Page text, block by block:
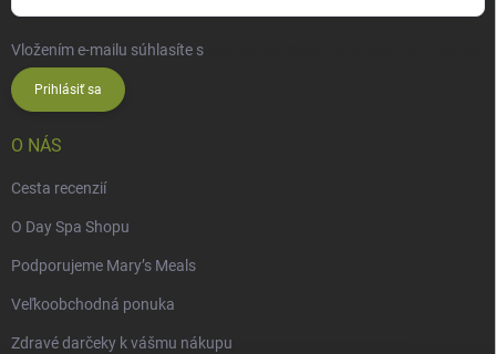
Vložením e-mailu súhlasíte s
Prihlásiť sa
O NÁS
Cesta recenzií
O Day Spa Shopu
Podporujeme Mary’s Meals
Veľkoobchodná ponuka
Zdravé darčeky k vášmu nákupu